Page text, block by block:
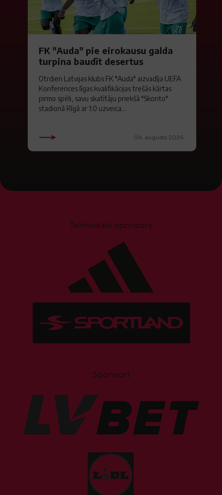
FK "Auda" pie eirokausu galda
turpina baudīt desertus
Otrdien Latvijas klubs FK "Auda" aizvadīja UEFA
Konferences līgas kvalifikācijas trešās kārtas
pirmo spēli, savu skatītāju priekšā "Skonto"
stadionā Rīgā ar 1:0 uzveica...
04. augusts 2026.
Tehniskais sponsors
Sponsori